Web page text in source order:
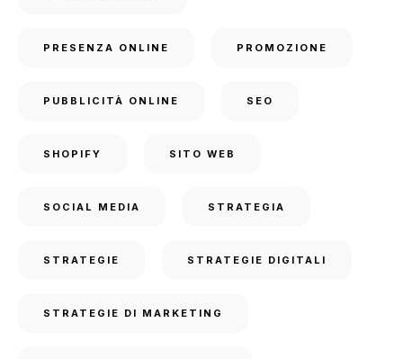
PRESENZA ONLINE PROMOZIONE
PUBBLICITÀ ONLINE SEO
SHOPIFY SITO WEB
SOCIAL MEDIA STRATEGIA
STRATEGIE STRATEGIE DIGITALI
STRATEGIE DI MARKETING